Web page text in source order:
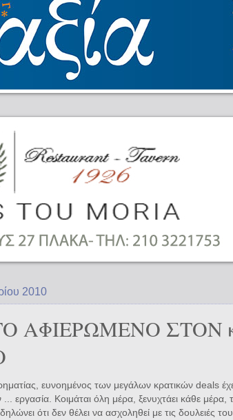
2010
ΑΦΙΕΡΩΜΕΝΟ ΣΤΟΝ
ευνοημένος των μεγάλων κρατικών deals
... εργασία. Κοιμάται όλη μέρα, ξενυχτάει κάθε μέρα,
ότι δεν θέλει να ασχοληθεί με τις δουλειές